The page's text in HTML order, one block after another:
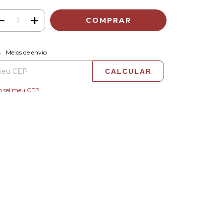
para o CEP:
Meios de envio
CALCULAR
sei meu CEP